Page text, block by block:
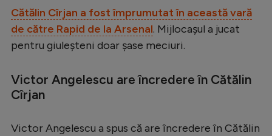
Serie A
Bundesliga
Ligue 1
Campionate
Cătălin Cîrjan a fost împrumutat în această vară
de către Rapid de la Arsenal. Mijlocașul a jucat
pentru giuleșteni doar șase meciuri.
Victor Angelescu are încredere în Cătălin
Cîrjan
Victor Angelescu a spus că are încredere în Cătălin